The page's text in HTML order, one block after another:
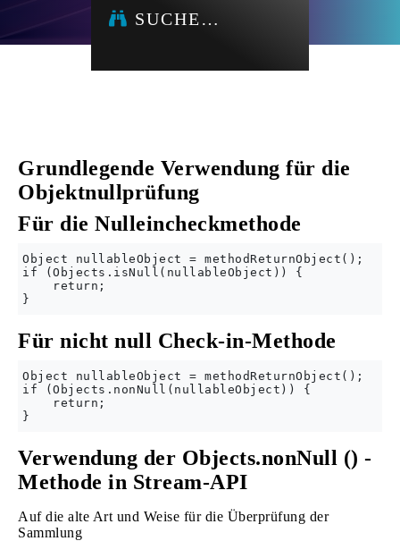
SUCHE…
Grundlegende Verwendung für die
Objektnullprüfung
Für die Nulleincheckmethode
Object nullableObject = methodReturnObject();
if (Objects.isNull(nullableObject)) {
    return;
Für nicht null Check-in-Methode
Object nullableObject = methodReturnObject();
if (Objects.nonNull(nullableObject)) {
    return;
Verwendung der Objects.nonNull () -
Methode in Stream-API
Auf die alte Art und Weise für die Überprüfung der
Sammlung